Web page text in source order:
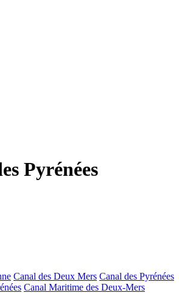
Pyrénées
Canal des Deux Mers Canal des Pyrénées
Canal Maritime des Deux-Mers